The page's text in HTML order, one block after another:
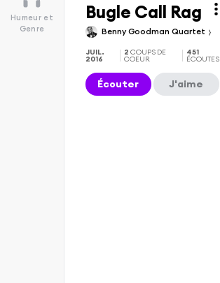
Humeur et
Genre
Bugle Call Rag
Benny Goodman Quartet
JUIL.
2016
2COUPS DE
COEUR
451
ÉCOUTES
Écouter J'aime